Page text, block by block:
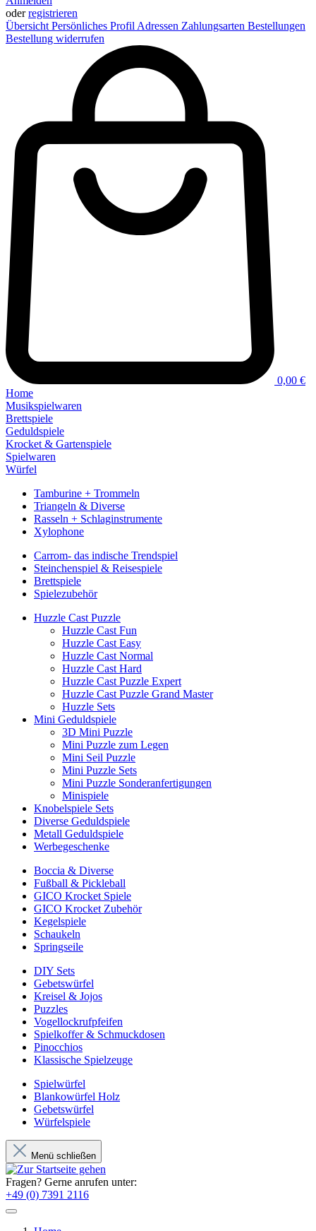
oderregistrieren
Übersicht Persönliches Profil Adressen Zahlungsarten Bestellungen
Bestellung widerrufen
0,00 €
Home
Musikspielwaren
Brettspiele
Geduldspiele
Krocket & Gartenspiele
Spielwaren
Würfel
Tamburine + Trommeln
Triangeln & Diverse
Rasseln + Schlaginstrumente
Xylophone
Carrom- das indische Trendspiel
Steinchenspiel & Reisespiele
Brettspiele
Spielezubehör
Huzzle Cast Puzzle
Huzzle Cast Fun
Huzzle Cast Easy
Huzzle Cast Normal
Huzzle Cast Hard
Huzzle Cast Puzzle Expert
Huzzle Cast Puzzle Grand Master
Huzzle Sets
Mini Geduldspiele
3D Mini Puzzle
Mini Puzzle zum Legen
Mini Seil Puzzle
Mini Puzzle Sets
Mini Puzzle Sonderanfertigungen
Minispiele
Knobelspiele Sets
Diverse Geduldspiele
Metall Geduldspiele
Werbegeschenke
Boccia & Diverse
Fußball & Pickleball
GICO Krocket Spiele
GICO Krocket Zubehör
Kegelspiele
Schaukeln
Springseile
DIY Sets
Gebetswürfel
Kreisel & Jojos
Puzzles
Vogellockrufpfeifen
Spielkoffer & Schmuckdosen
Pinocchios
Klassische Spielzeuge
Spielwürfel
Blankowürfel Holz
Gebetswürfel
Würfelspiele
Menü schließen
Fragen? Gerne anrufen unter:
+49 (0) 7391 2116